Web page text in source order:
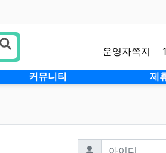
운영자쪽지
커뮤니티 제
아이디 필수